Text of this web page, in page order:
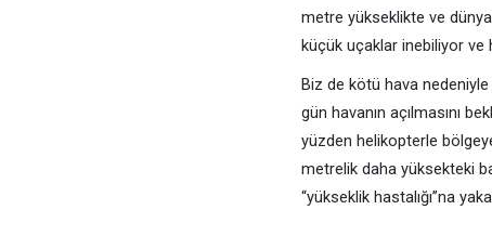
metre yükseklikte ve
küçük uçaklar inebiliyor ve
Biz de kötü hava nedeniyle
gün havanın açılmasını
yüzden helikopterle
metrelik daha yüksekteki
“yükseklik hastalığı”na